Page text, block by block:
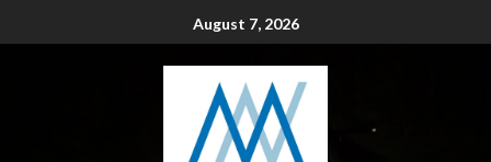
August 7, 2026